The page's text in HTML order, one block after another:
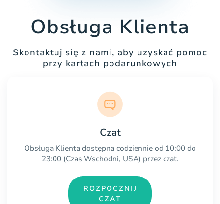
Obsługa Klienta
Skontaktuj się z nami, aby uzyskać pomoc
przy kartach podarunkowych
Czat
Obsługa Klienta dostępna codziennie od 10:00 do
23:00 (Czas Wschodni, USA) przez czat.
ROZPOCZNIJ
CZAT